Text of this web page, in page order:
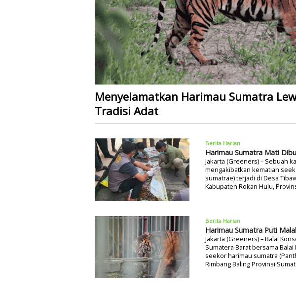
Menyelamatkan Harimau Sumatra
Tradisi Adat
Berita Harian
Harimau Sumatra Mati
Jakarta (Greeners) – Sebuah
mengakibatkan kematian
sumatrae) terjadi di Desa
Kabupaten Rokan Hulu,
Berita Harian
Harimau Sumatra Puti
Jakarta (Greeners) – Balai
Sumatera Barat bersama
seekor harimau sumatra
Rimbang Baling Provinsi